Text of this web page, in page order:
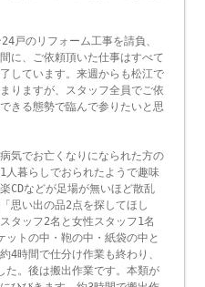
戸のリフォーム工事を請負、
に、ご依頼頂いた仕事はすべて
しています。来週からも松江で
りますが、スタッフ全員でご依
きる態勢で臨んで参りたいと思
気でお亡くなりになられた方の
人暮らしでおられたようで趣味
CDなどが足場が無いほど散乱
思い出の品2点を探してほし
タッフ2名と女性スタッフ1名
トの中・鞄の中・紙袋の中と
4時間で仕分け作業も終わり、
た。後は搬出作業です。本類が